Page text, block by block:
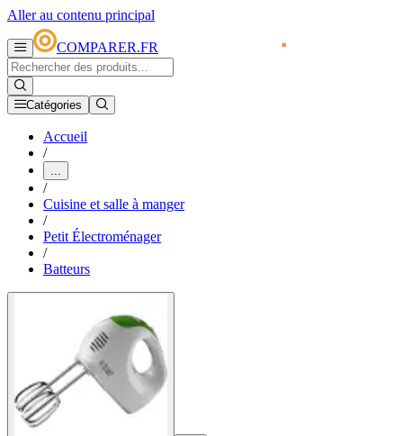
Aller au contenu principal
COMPARER.FR
Catégories
Accueil
/
...
/
Cuisine et salle à manger
/
Petit Électroménager
/
Batteurs